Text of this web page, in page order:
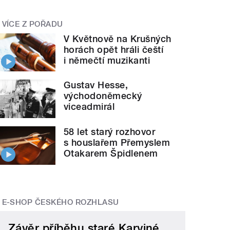
VÍCE Z POŘADU
V Květnově na Krušných
horách opět hráli čeští
i němečtí muzikanti
Gustav Hesse,
východoněmecký
viceadmirál
58 let starý rozhovor
s houslařem Přemyslem
Otakarem Špidlenem
E-SHOP ČESKÉHO ROZHLASU